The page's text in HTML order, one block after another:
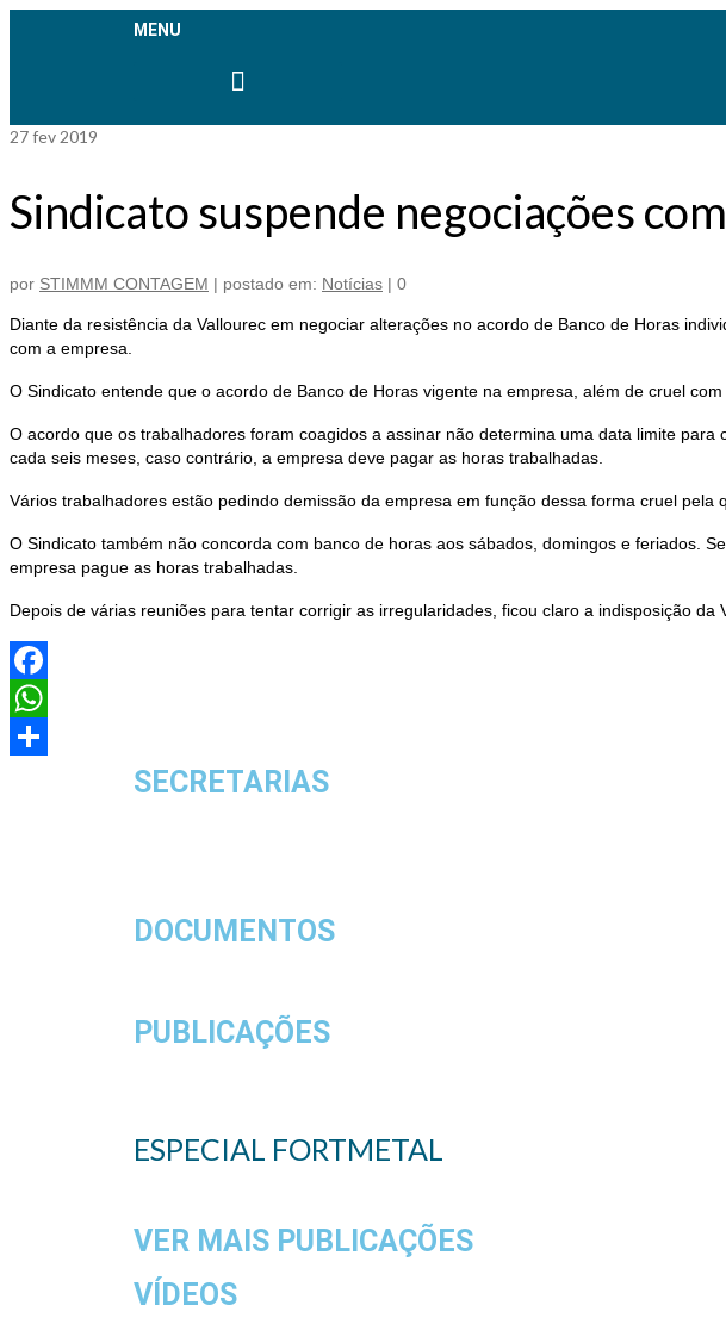
MENU
27fev 2019
Sindicato suspende negociações
por STIMMM CONTAGEM | postado em: Notícias | 0
Diante da resistência da Vallourec em negociar alterações no acordo de Banco de Horas
com a empresa.
O Sindicato entende que o acordo de Banco de Horas vigente na empresa, além de cruel
O acordo que os trabalhadores foram coagidos a assinar não determina uma data limite
cada seis meses, caso contrário, a empresa deve pagar as horas trabalhadas.
Vários trabalhadores estão pedindo demissão da empresa em função dessa forma cruel pela
O Sindicato também não concorda com banco de horas aos sábados, domingos e feriados.
empresa pague as horas trabalhadas.
Depois de várias reuniões para tentar corrigir as irregularidades, ficou claro a indisposição
Facebook
WhatsApp
SECRETARIAS
DOCUMENTOS
PUBLICAÇÕES
ESPECIAL FORTMETAL
VER MAIS PUBLICAÇÕES
VÍDEOS